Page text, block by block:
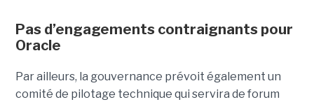
Pas d’engagements contraignants pour
Oracle
Par ailleurs, la gouvernance prévoit également un
comité de pilotage technique qui servira de forum